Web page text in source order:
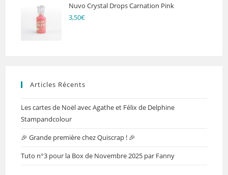
Nuvo Crystal Drops Carnation Pink
3,50€
Articles Récents
Les cartes de Noël avec Agathe et Félix de Delphine
Stampandcolour
🎉 Grande première chez Quiscrap ! 🎉
Tuto n°3 pour la Box de Novembre 2025 par Fanny